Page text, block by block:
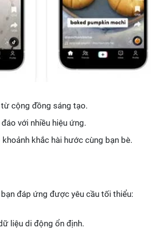
cộng đồng sáng tạo.
với nhiều hiệu ứng.
khắc hài hước cùng bạn bè.
đáp ứng được yêu cầu tối thiểu:
liệu di động ổn định.